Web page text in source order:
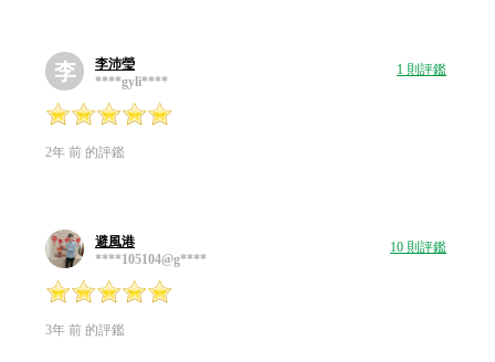
李
李沛瑩
****gyli****
1 則評鑑
2年 前 的評鑑
避風港
****105104@g****
10 則評鑑
3年 前 的評鑑